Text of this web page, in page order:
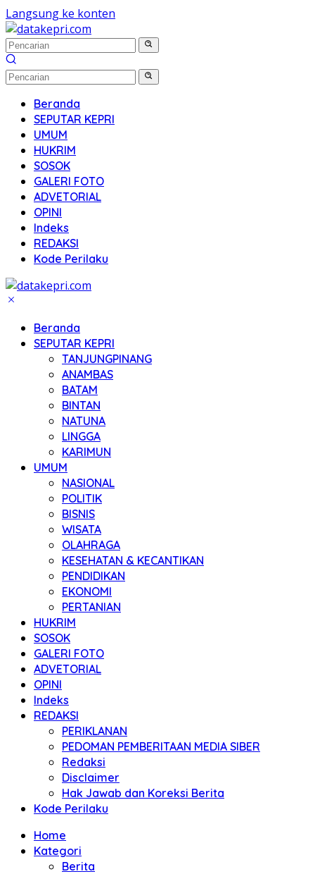
Langsung ke konten
Beranda
SEPUTAR KEPRI
UMUM
HUKRIM
SOSOK
GALERI FOTO
ADVETORIAL
OPINI
Indeks
REDAKSI
Kode Perilaku
Beranda
SEPUTAR KEPRI
TANJUNGPINANG
ANAMBAS
BATAM
BINTAN
NATUNA
LINGGA
KARIMUN
UMUM
NASIONAL
POLITIK
BISNIS
WISATA
OLAHRAGA
KESEHATAN & KECANTIKAN
PENDIDIKAN
EKONOMI
PERTANIAN
HUKRIM
SOSOK
GALERI FOTO
ADVETORIAL
OPINI
Indeks
REDAKSI
PERIKLANAN
PEDOMAN PEMBERITAAN MEDIA SIBER
Redaksi
Disclaimer
Hak Jawab dan Koreksi Berita
Kode Perilaku
Home
Kategori
Berita